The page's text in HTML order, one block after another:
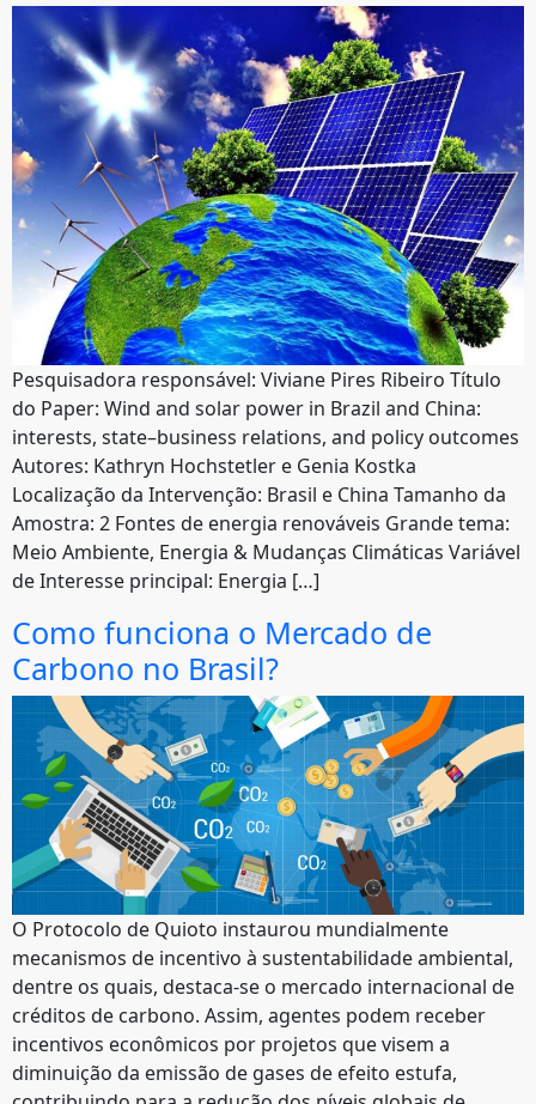
Pesquisadora responsável: Viviane Pires Ribeiro Título
do Paper: Wind and solar power in Brazil and China:
interests, state–business relations, and policy outcomes
Autores: Kathryn Hochstetler e Genia Kostka
Localização da Intervenção: Brasil e China Tamanho da
Amostra: 2 Fontes de energia renováveis Grande tema:
Meio Ambiente, Energia & Mudanças Climáticas Variável
de Interesse principal: Energia […]
Como funciona o Mercado de
Carbono no Brasil?
O Protocolo de Quioto instaurou mundialmente
mecanismos de incentivo à sustentabilidade ambiental,
dentre os quais, destaca-se o mercado internacional de
créditos de carbono. Assim, agentes podem receber
incentivos econômicos por projetos que visem a
diminuição da emissão de gases de efeito estufa,